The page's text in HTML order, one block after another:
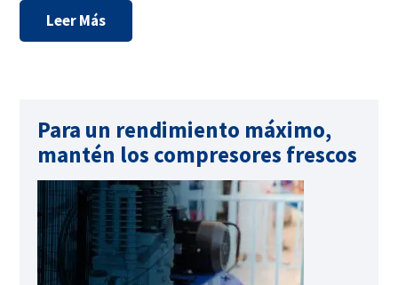
Leer Más
Para un rendimiento máximo,
mantén los compresores frescos